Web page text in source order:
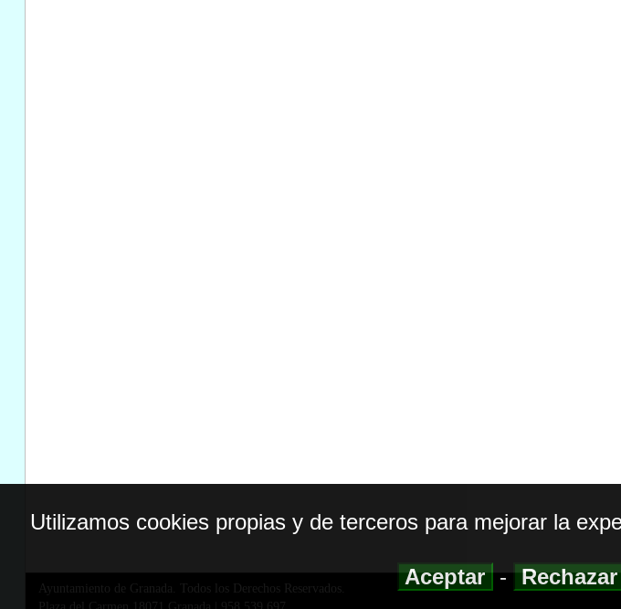
Ayuntamiento de Granada. Todos los Derechos Reservados.
Utilizamos cookies propias y de terceros para mejorar la
Aceptar-